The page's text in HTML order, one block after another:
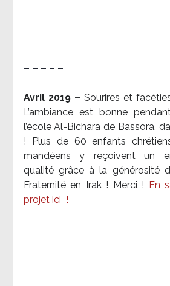
– – – – –
Avril 2019 – Sourires et
L’ambiance est bonne
l’école Al-Bichara de Bassora,
! Plus de 60 enfants
mandéens y reçoivent un
qualité grâce à la générosité
Fraternité en Irak ! Merci !
En
projet ici !